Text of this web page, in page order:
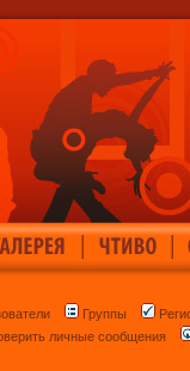
| |
Группы
личные сообщения